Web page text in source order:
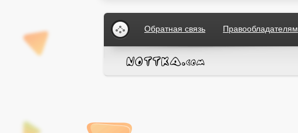
Обратная связь Правообладателям